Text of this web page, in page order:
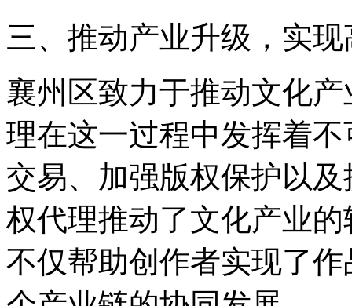
三、推动产业升级，实
襄州区致力于推动文化
理在这一过程中发挥着
交易、加强版权保护以
权代理推动了文化产业
不仅帮助创作者实现了